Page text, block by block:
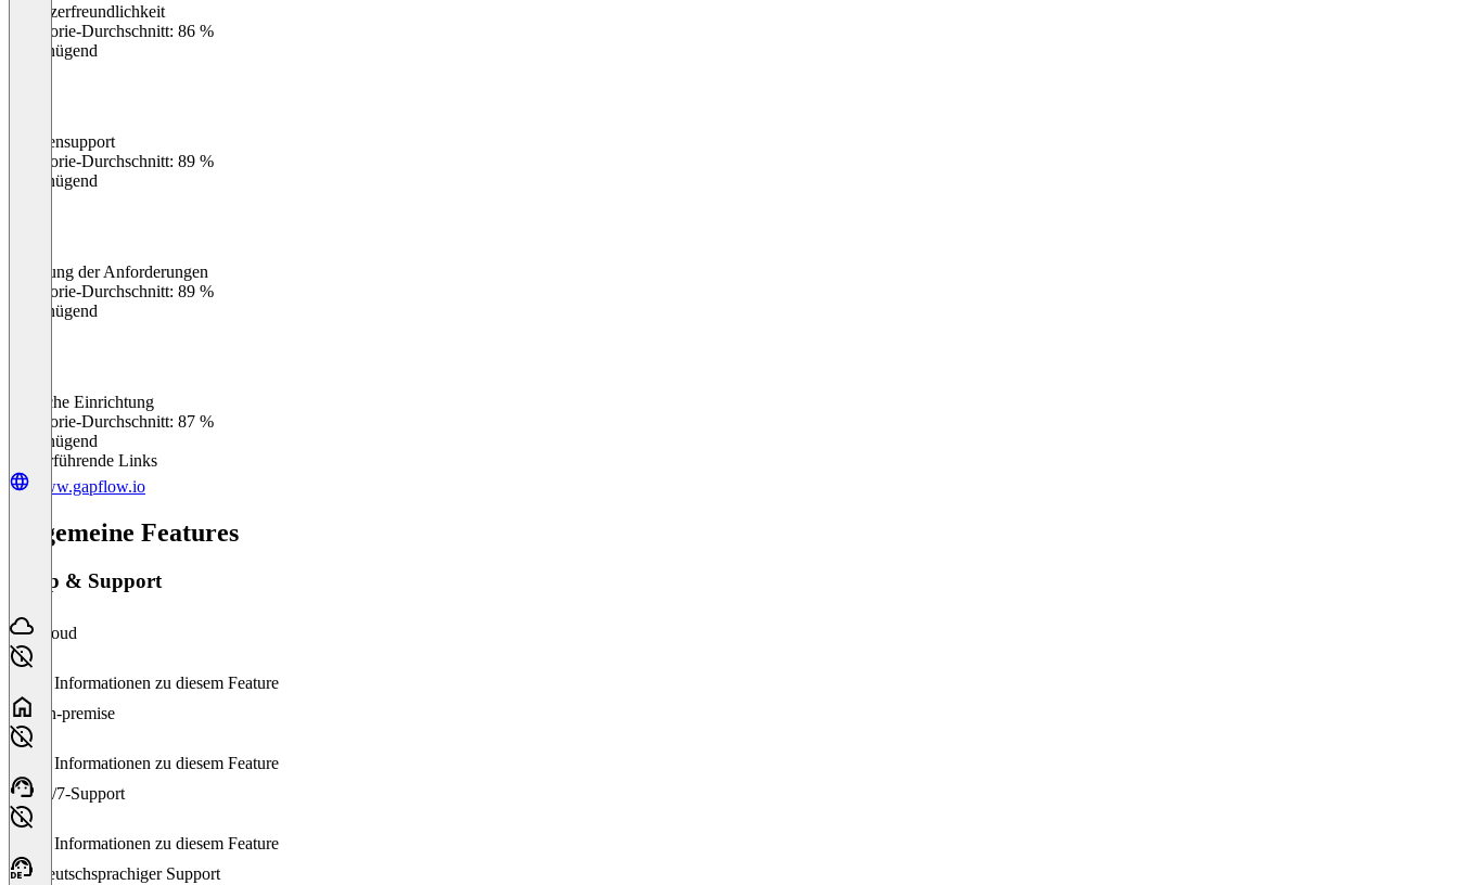
Benutzerfreundlichkeit
Kategorie-Durchschnitt: 86 %
Ungenügend
Kundensupport
Kategorie-Durchschnitt: 89 %
Ungenügend
Erfüllung der Anforderungen
Kategorie-Durchschnitt: 89 %
Ungenügend
Einfache Einrichtung
Kategorie-Durchschnitt: 87 %
Ungenügend
Weiterführende Links
www.gapflow.io
Allgemeine Features
Setup & Support
Cloud
Keine Informationen zu diesem Feature
On-premise
Keine Informationen zu diesem Feature
24/7-Support
Keine Informationen zu diesem Feature
Deutschsprachiger Support